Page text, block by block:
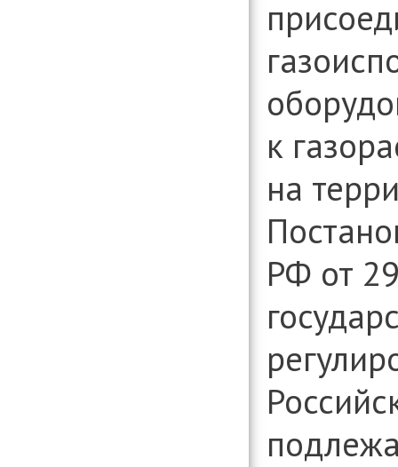
вопросам
к
на
РФ от